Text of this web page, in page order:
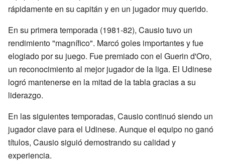
rápidamente en su capitán y en un jugador muy querido.
En su primera temporada (1981-82), Causio tuvo un
rendimiento "magnífico". Marcó goles importantes y fue
elogiado por su juego. Fue premiado con el Guerin d'Oro,
un reconocimiento al mejor jugador de la liga. El Udinese
logró mantenerse en la mitad de la tabla gracias a su
liderazgo.
En las siguientes temporadas, Causio continuó siendo un
jugador clave para el Udinese. Aunque el equipo no ganó
títulos, Causio siguió demostrando su calidad y
experiencia.